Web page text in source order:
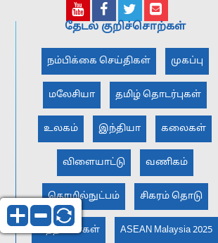
தேடல் குறிச்சொற்கள்
நம்பிக்கை செய்திகள் முகப்பு
மலேசியா தமிழ் தொடர்புகள்
உலகம் இந்தியா கலைகள்
விளையாட்டு வணிகம்
தொழில்நுட்பம் சிகரம் தொடு
சிந்தனைகள் ASEAN Malaysia 2025